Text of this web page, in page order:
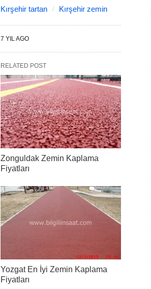
Kırşehir tartan Kırşehir zemin
7 YIL AGO
RELATED POST
Zonguldak Zemin Kaplama
Fiyatları
Yozgat En İyi Zemin Kaplama
Fiyatları